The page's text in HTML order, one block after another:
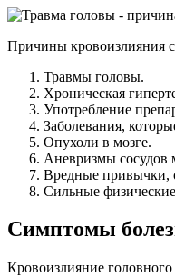
Причины кровоизлияния
Травмы головы.
Хроническая
Употребление
Заболевания,
Опухоли в мозге.
Аневризмы сосудов
Вредные привычки,
Сильные
Симптомы
Кровоизлияние